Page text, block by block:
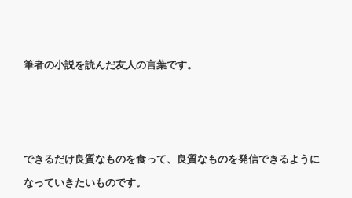
筆者の小説を読んだ友人の言葉です。
できるだけ良質なものを食って、良質なものを発信できるように
なっていきたいものです。